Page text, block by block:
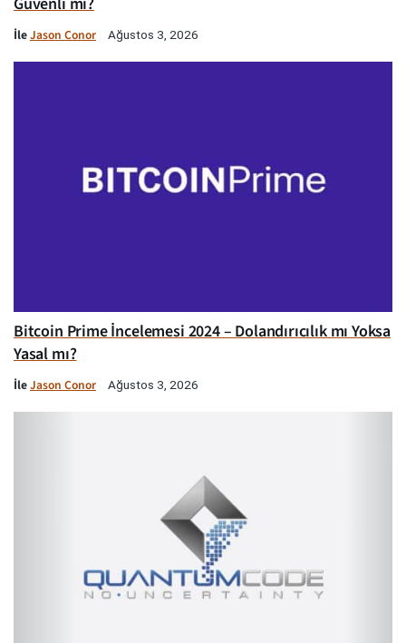
İleJason Conor Ağustos 3, 2026
Bitcoin Prime İncelemesi 2024 – Dolandırıcılık mı Yoksa
Yasal mı?
İleJason Conor Ağustos 3, 2026